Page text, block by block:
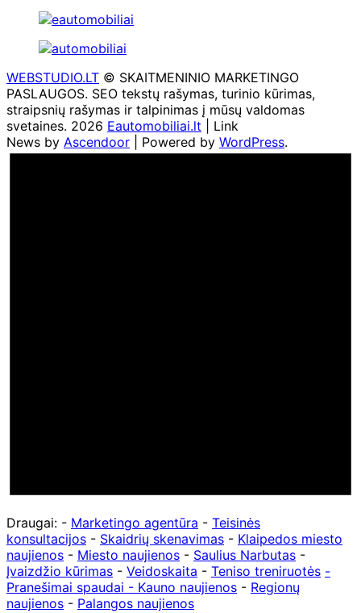
WEBSTUDIO.LT © SKAITMENINIO MARKETINGO
PASLAUGOS. SEO tekstų rašymas, turinio kūrimas,
straipsnių rašymas ir talpinimas į mūsų valdomas
svetaines. 2026 Eautomobiliai.lt | Link
News by Ascendoor | Powered by WordPress.
Draugai: - Marketingo agentūra - Teisinės
konsultacijos - Skaidrių skenavimas - Klaipedos miesto
naujienos - Miesto naujienos - Saulius Narbutas -
Įvaizdžio kūrimas - Veidoskaita - Teniso treniruotės -
Pranešimai spaudai - Kauno naujienos - Regionų
naujienos - Palangos naujienos